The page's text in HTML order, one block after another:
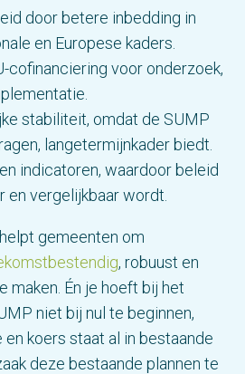
door betere inbedding in
en Europese kaders.
cofinanciering voor onderzoek,
stabiliteit, omdat de SUMP
langetermijnkader biedt.
indicatoren, waardoor beleid
en vergelijkbaar wordt.
gemeenten om
, robuust en
maken. Én je hoeft bij het
niet bij nul te beginnen,
koers staat al in bestaande
deze bestaande plannen te